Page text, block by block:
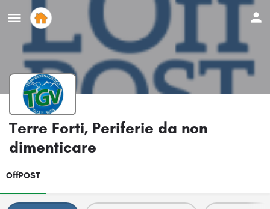
Terre Forti, Periferie da non
dimenticare
OffPOST